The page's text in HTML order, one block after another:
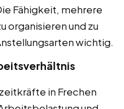
Fähigkeit, mehrere
organisieren und zu
wichtig.
in Frechen